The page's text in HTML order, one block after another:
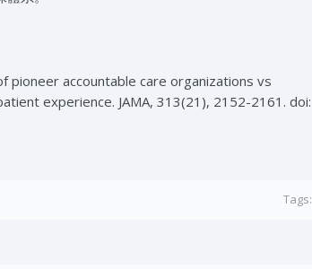
pioneer accountable care organizations vs
experience. JAMA, 313(21), 2152-2161. doi:
Tags: